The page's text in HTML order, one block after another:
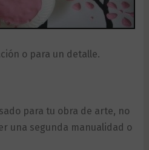
o para un detalle.
para tu obra de arte, no
una segunda manualidad o